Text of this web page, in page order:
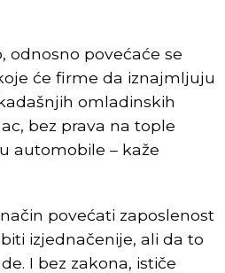
odnosno povećaće se
će firme da iznajmljuju
omladinskih
bez prava na tople
automobile – kaže
povećati zaposlenost
izjednačenije, ali da to
I bez zakona, ističe